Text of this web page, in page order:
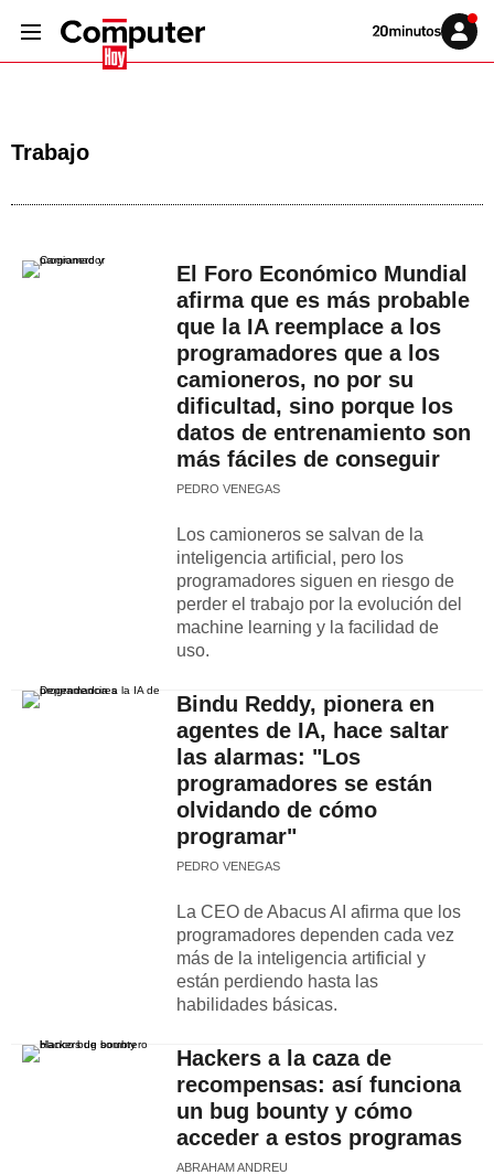
Volver
Iniciar
sesión
Trabajo
El Foro Económico Mundial
afirma que es más probable
que la IA reemplace a los
programadores que a los
camioneros, no por su
dificultad, sino porque los
datos de entrenamiento son
más fáciles de conseguir
PEDRO VENEGAS
Los camioneros se salvan de la
inteligencia artificial, pero los
programadores siguen en riesgo de
perder el trabajo por la evolución del
machine learning y la facilidad de
uso.
Bindu Reddy, pionera en
agentes de IA, hace saltar
las alarmas: "Los
programadores se están
olvidando de cómo
programar"
PEDRO VENEGAS
La CEO de Abacus AI afirma que los
programadores dependen cada vez
más de la inteligencia artificial y
están perdiendo hasta las
habilidades básicas.
Hackers a la caza de
recompensas: así funciona
un bug bounty y cómo
acceder a estos programas
ABRAHAM ANDREU